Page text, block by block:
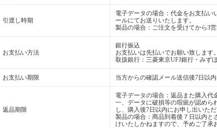
引渡し時期
電子データの場合：代金をお支払い
ールにてお送りいたします。
製品の場合：ご注文を受けてから3
お支払い方法
銀行振込
お支払いは先払いでお願い致します
取扱銀行：三菱東京UFJ銀行・みず
お支払い期限 当方からの確認メール送信後7日以内
返品期限
電子データの場合：返品また購入
一、データに破損等の瑕疵が認めら
し、購入後7日以内にお申し出いた
製品の場合：商品到着後７日以内と
けいたしかねますので、予めご了承